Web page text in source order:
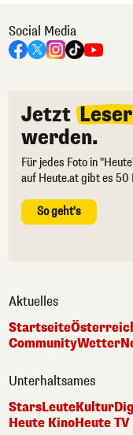
Social Media
Jetzt
werden.
Für jedes Foto in
auf Heute.at gibt es 50
So geht's
Aktuelles
Startseite
CommunityWetter
Unterhaltsames
StarsLeuteKultur
Heute KinoHeute TV